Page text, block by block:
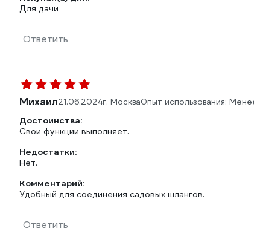
Для дачи
Ответить
Михаил21.06.2024г. МоскваОпыт использования:
Достоинства:
Свои функции выполняет.
Недостатки:
Нет.
Комментарий:
Удобный для соединения садовых шлангов.
Ответить